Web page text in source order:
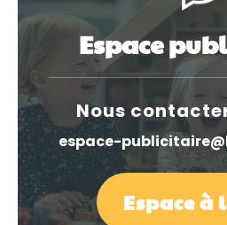
Espace
Nous
espace-
Espace à